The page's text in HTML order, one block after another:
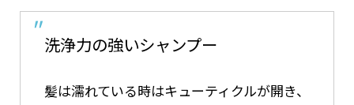
洗浄力の強いシャンプー
髪は濡れている時はキューティクルが開き、